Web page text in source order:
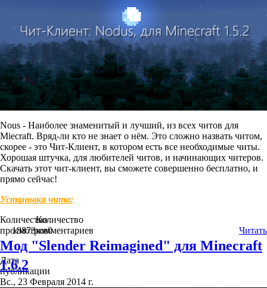
Nous - Наиболее знаменитый и лучший, из всех читов для
Miecraft. Вряд-ли кто не знает о нём. Это сложно назвать читом,
скорее - это Чит-Клиент, в котором есть все необходимые читы.
Хорошая штучка, для любителей читов, и начинающих читеров.
Скачать этот чит-клиент, вы сможете совершенно бесплатно, и
прямо сейчас!
Установка чита:
Количество
просмотров
18873
Количество
комментариев
0 Читать
Мод "Slender Reimagined" для Minecraft
1.6.2
Дата
публикации
Вс., 23 Февраля 2014 г.